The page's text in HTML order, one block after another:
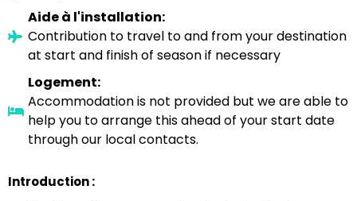
Aide à l'installation:
Contribution to travel to and from your destination
at start and finish of season if necessary
Logement:
Accommodation is not provided but we are able to
help you to arrange this ahead of your start date
through our local contacts.
Introduction :